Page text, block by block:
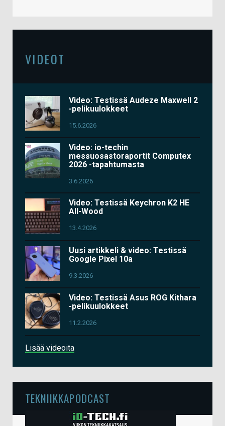
VIDEOT
Video: Testissä Audeze Maxwell 2
-pelikuulokkeet
15.6.2026
Video: io-techin
messuosastoraportit Computex
2026 -tapahtumasta
3.6.2026
Video: Testissä Keychron K2 HE
All-Wood
13.4.2026
Uusi artikkeli & video: Testissä
Google Pixel 10a
9.3.2026
Video: Testissä Asus ROG Kithara
-pelikuulokkeet
11.2.2026
Lisää videoita
TEKNIIKKAPODCAST